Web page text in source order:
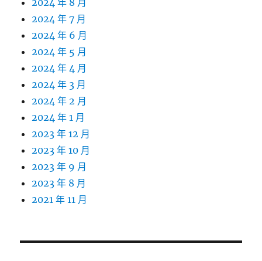
2024 年 7 月
2024 年 6 月
2024 年 5 月
2024 年 4 月
2024 年 3 月
2024 年 2 月
2024 年 1 月
2023 年 12 月
2023 年 10 月
2023 年 9 月
2023 年 8 月
2021 年 11 月